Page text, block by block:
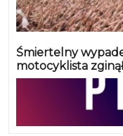
Śmiertelny
motocyklista zginął